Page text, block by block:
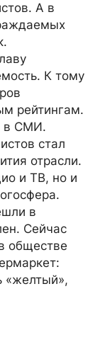
А в
К тому
рейтингам.
в СМИ.
стал
отрасли.
и ТВ, но и
в
Сейчас
обществе
«желтый»,